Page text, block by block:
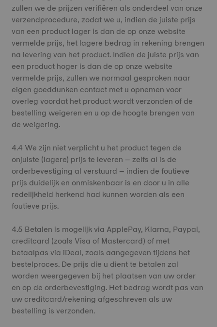
zullen we de prijzen verifiëren als onderdeel van onze
verzendprocedure, zodat we u, indien de juiste prijs
van een product lager is dan de op onze website
vermelde prijs, het lagere bedrag in rekening brengen
na levering van het product. Indien de juiste prijs van
een product hoger is dan de op onze website
vermelde prijs, zullen we normaal gesproken naar
eigen goeddunken contact met u opnemen voor
overleg voordat het product wordt verzonden of de
bestelling weigeren en u op de hoogte brengen van
de weigering.
4.4 We zijn niet verplicht u het product tegen de
onjuiste (lagere) prijs te leveren – zelfs al is de
orderbevestiging al verstuurd – indien de foutieve
prijs duidelijk en onmiskenbaar is en door u in alle
redelijkheid herkend had kunnen worden als een
foutieve prijs.
4.5 Betalen is mogelijk via ApplePay, Klarna, Paypal,
creditcard (zoals Visa of Mastercard) of met
betaalpas via iDeal, zoals aangegeven tijdens het
bestelproces. De prijs die u dient te betalen zal
worden weergegeven bij het plaatsen van uw order
en op de orderbevestiging. Het bedrag wordt pas van
uw creditcard/rekening afgeschreven als uw
bestelling is verzonden.